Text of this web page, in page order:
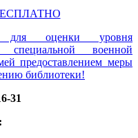
для оценки уровня
специальной военной
предоставлением меры
библиотеки!
31